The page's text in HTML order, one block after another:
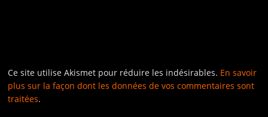
Ce site utilise Akismet pour réduire les indésirables. En savoir
plus sur la façon dont les données de vos commentaires sont
traitées.